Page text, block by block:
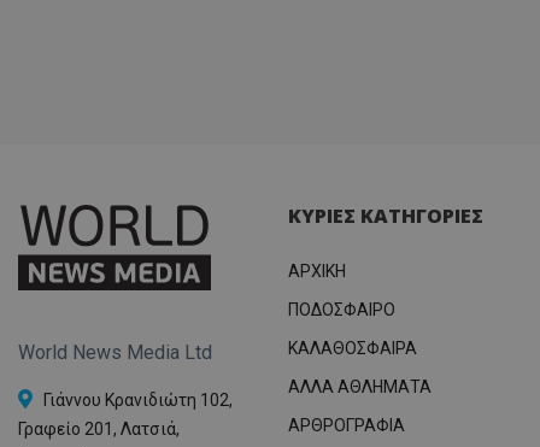
World News Media Ltd
Γιάννου Κρανιδιώτη 102,
Γραφείο 201, Λατσιά,
ΚΥΡΙΕΣ ΚΑΤΗΓΟΡΙΕΣ
ΑΡΧΙΚΗ
ΠΟΔΟΣΦΑΙΡΟ
ΚΑΛΑΘΟΣΦΑΙΡΑ
ΑΛΛΑ ΑΘΛΗΜΑΤΑ
ΑΡΘΡΟΓΡΑΦΙΑ